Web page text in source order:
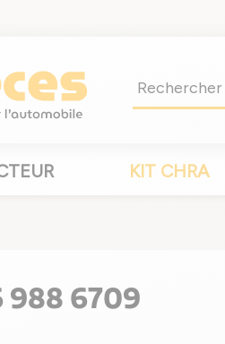
KIT CHRA
988 6709